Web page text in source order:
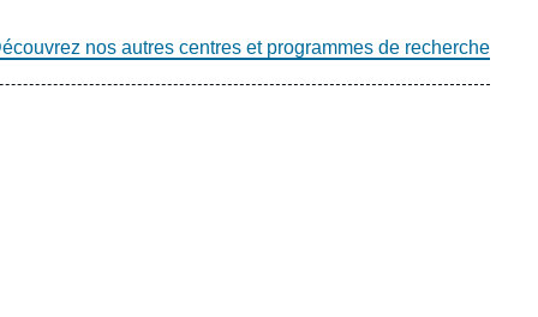
nos autres centres et programmes de recherche